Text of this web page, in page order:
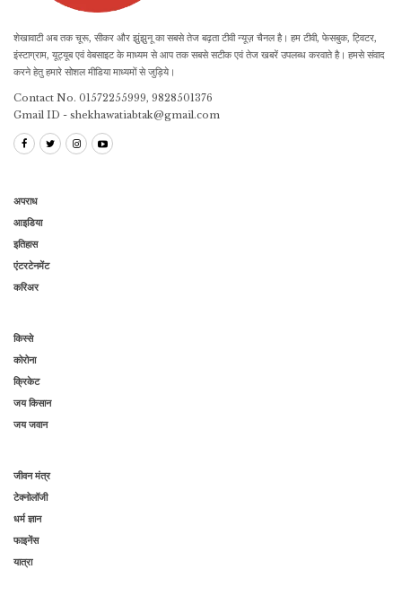
शेखावाटी अब तक चूरू, सीकर और झुंझुनू का सबसे तेज बढ़ता टीवी न्यूज़ चैनल है। हम टीवी, फेसबुक, ट्विटर,
इंस्टाग्राम, यूट्यूब एवं वेबसाइट के माध्यम से आप तक सबसे सटीक एवं तेज खबरें उपलब्ध करवाते है। हमसे संवाद
करने हेतु हमारे सोशल मीडिया माध्यमों से जुड़िये।
Contact No. 01572255999, 9828501376
Gmail ID - shekhawatiabtak@gmail.com
अपराध
आइडिया
इतिहास
एंटरटेनमेंट
करिअर
किस्से
कोरोना
क्रिकेट
जय किसान
जय जवान
जीवन मंत्र
टेक्नोलॉजी
धर्म ज्ञान
फाइनेंस
यात्रा